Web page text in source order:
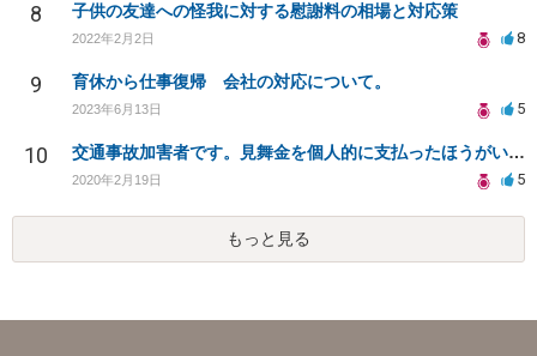
8 子供の友達への怪我に対する慰謝料の相場と対応策
2022年2月2日 8
9 育休から仕事復帰 会社の対応について。
2023年6月13日 5
10 交通事故加害者です。見舞金を個人的に支払ったほうがいいでしょうか？
2020年2月19日 5
もっと見る